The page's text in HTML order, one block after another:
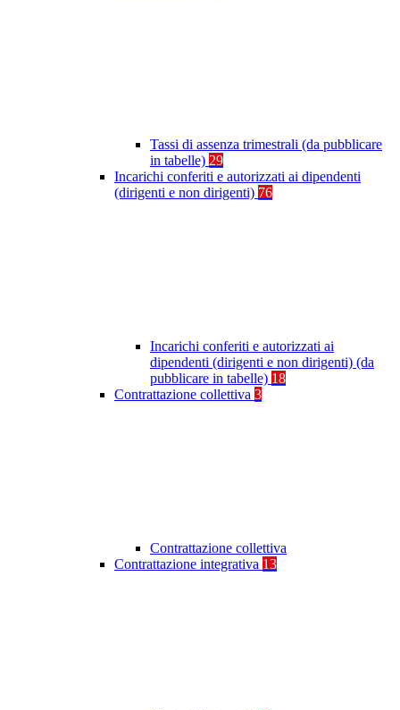
Tassi di assenza trimestrali (da pubblicare
in tabelle) 29
Incarichi conferiti e autorizzati ai dipendenti
(dirigenti e non dirigenti) 76
Incarichi conferiti e autorizzati ai
dipendenti (dirigenti e non dirigenti) (da
pubblicare in tabelle) 18
Contrattazione collettiva 3
Contrattazione collettiva
Contrattazione integrativa 13